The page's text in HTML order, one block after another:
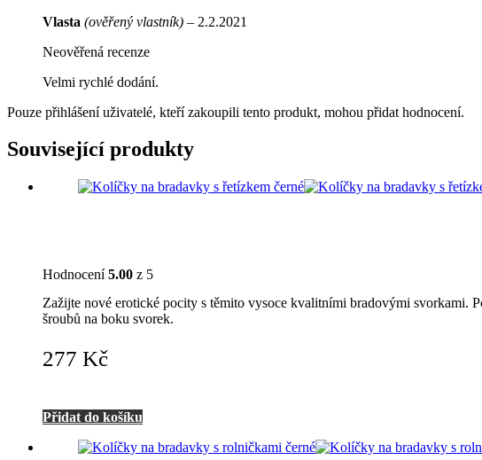
Vlasta (ověřený vlastník) – 2.2.2021
Neověřená recenze
Velmi rychlé dodání.
Pouze přihlášení uživatelé, kteří zakoupili tento produkt, mohou přidat hodnocení.
Související produkty
Hodnocení 5.00 z 5
Zažijte nové erotické pocity s těmito vysoce kvalitními bradovými svorkami.
šroubů na boku svorek.
277 Kč
Přidat do košíku